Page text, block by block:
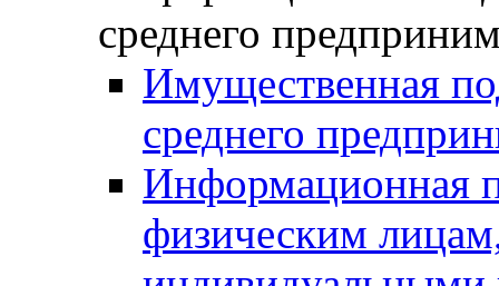
среднего
Имущественная
среднего
Информационная
физическим